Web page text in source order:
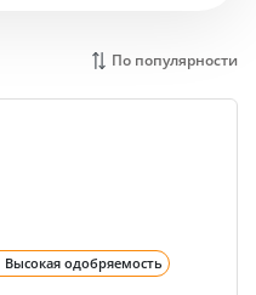
По популярности
Высокая одобряемость